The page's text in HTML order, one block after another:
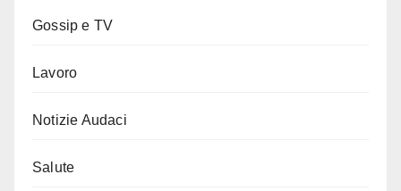
Gossip e TV
Lavoro
Notizie Audaci
Salute